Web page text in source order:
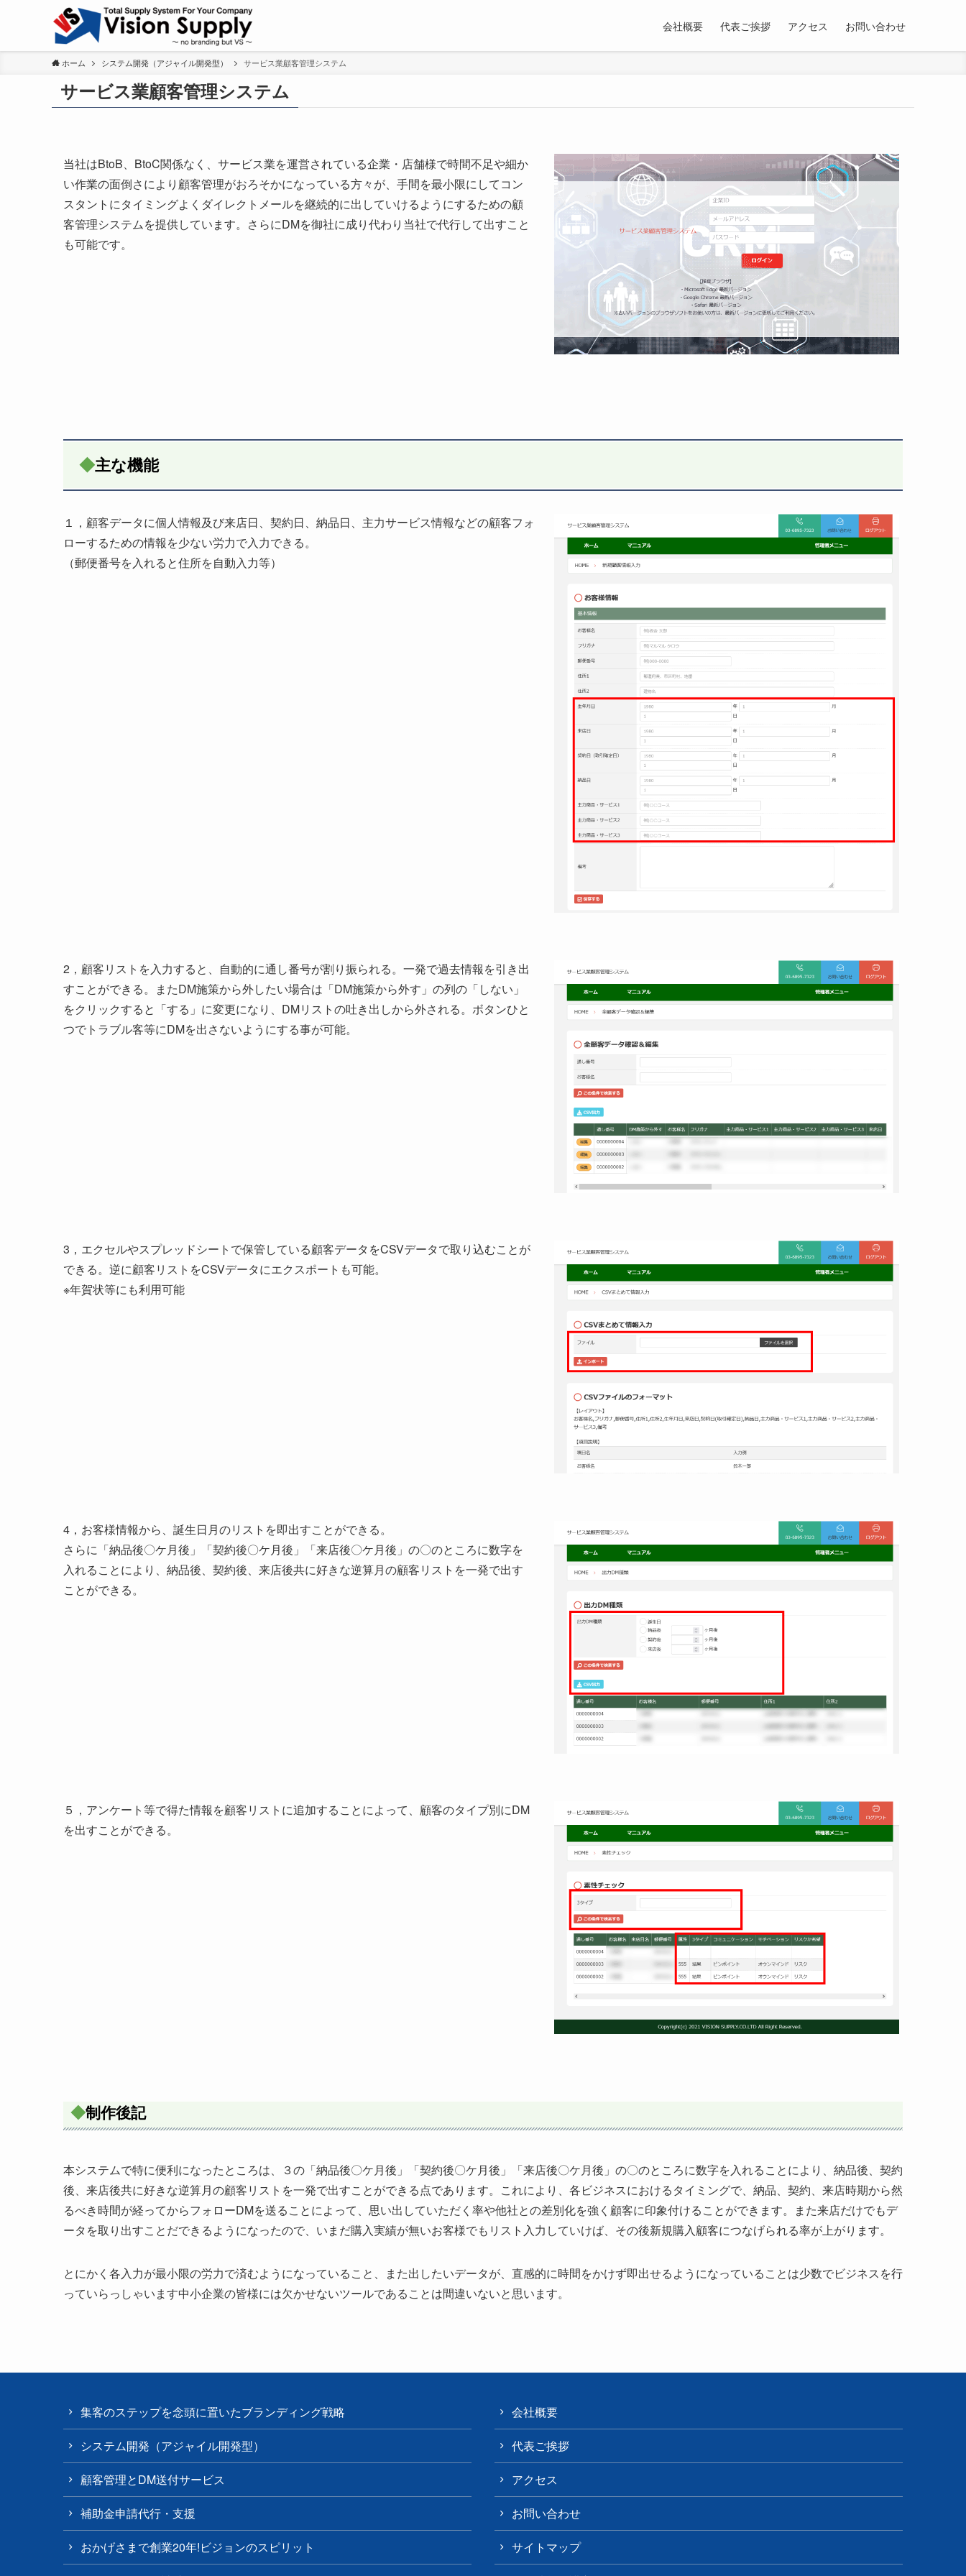
会社概要 代表ご挨拶 アクセス お問い合わせ
ホーム システム開発（アジャイル開発型） サービス業顧客管理システム
サービス業顧客管理システム
当社はBtoB、BtoC関係なく、サービス業を運営されている企業・店舗様で時間不足や細か
い作業の面倒さにより顧客管理がおろそかになっている方々が、手間を最小限にしてコン
スタントにタイミングよくダイレクトメールを継続的に出していけるようにするための顧
客管理システムを提供しています。さらにDMを御社に成り代わり当社で代行して出すこと
も可能です。
◆主な機能
１，顧客データに個人情報及び来店日、契約日、納品日、主力サービス情報などの顧客フォ
ローするための情報を少ない労力で入力できる。
（郵便番号を入れると住所を自動入力等）
2，顧客リストを入力すると、自動的に通し番号が割り振られる。一発で過去情報を引き出
すことができる。またDM施策から外したい場合は「DM施策から外す」の列の「しない」
をクリックすると「する」に変更になり、DMリストの吐き出しから外される。ボタンひと
つでトラブル客等にDMを出さないようにする事が可能。
3，エクセルやスプレッドシートで保管している顧客データをCSVデータで取り込むことが
できる。逆に顧客リストをCSVデータにエクスポートも可能。
※年賀状等にも利用可能
4，お客様情報から、誕生日月のリストを即出すことができる。
さらに「納品後〇ケ月後」「契約後〇ケ月後」「来店後〇ケ月後」の〇のところに数字を
入れることにより、納品後、契約後、来店後共に好きな逆算月の顧客リストを一発で出す
ことができる。
５，アンケート等で得た情報を顧客リストに追加することによって、顧客のタイプ別にDM
を出すことができる。
◆制作後記
本システムで特に便利になったところは、３の「納品後〇ケ月後」「契約後〇ケ月後」「来店後〇ケ月後」の〇のところに数字を入れることにより、納品後、契約
後、来店後共に好きな逆算月の顧客リストを一発で出すことができる点であります。これにより、各ビジネスにおけるタイミングで、納品、契約、来店時期から然
るべき時間が経ってからフォローDMを送ることによって、思い出していただく率や他社との差別化を強く顧客に印象付けることができます。また来店だけでもデ
ータを取り出すことだできるようになったので、いまだ購入実績が無いお客様でもリスト入力していけば、その後新規購入顧客につなげられる率が上がります。
とにかく各入力が最小限の労力で済むようになっていること、また出したいデータが、直感的に時間をかけず即出せるようになっていることは少数でビジネスを行
っていらっしゃいます中小企業の皆様には欠かせないツールであることは間違いないと思います。
集客のステップを念頭に置いたブランディング戦略
システム開発（アジャイル開発型）
顧客管理とDM送付サービス
補助金申請代行・支援
おかげさまで創業20年!ビジョンのスピリット
会社概要
代表ご挨拶
アクセス
お問い合わせ
サイトマップ